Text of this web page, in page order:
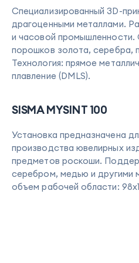
Специализированный 3D-
драгоценными металлами.
и часовой промышленности.
порошков золота, серебра,
Технология: прямое
плавление (DMLS).
SISMA MYSINT 100
Установка предназначена
производства ювелирных
предметов роскоши.
серебром, медью и другими
объем рабочей области: